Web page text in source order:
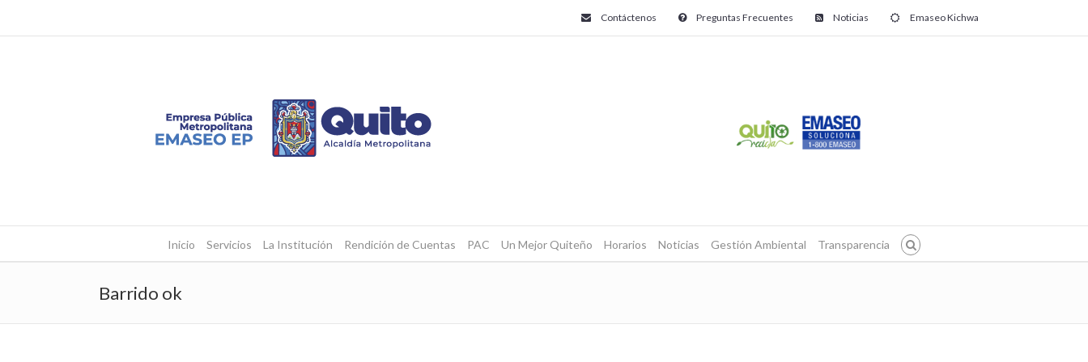
Contáctenos Preguntas Frecuentes Noticias Emaseo Kichwa
Inicio Servicios La Institución Rendición de Cuentas PAC Un Mejor Quiteño Horarios Noticias Gestión Ambiental Transparencia
Barrido ok